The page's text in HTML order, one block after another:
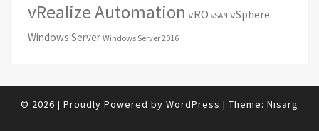
vRealize Automation vRO vSAN vSphere
Windows Server Windows Server 2016
© 2026 | Proudly Powered by WordPress | Theme: Nisarg